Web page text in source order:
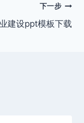
下一步
建设ppt模板下载